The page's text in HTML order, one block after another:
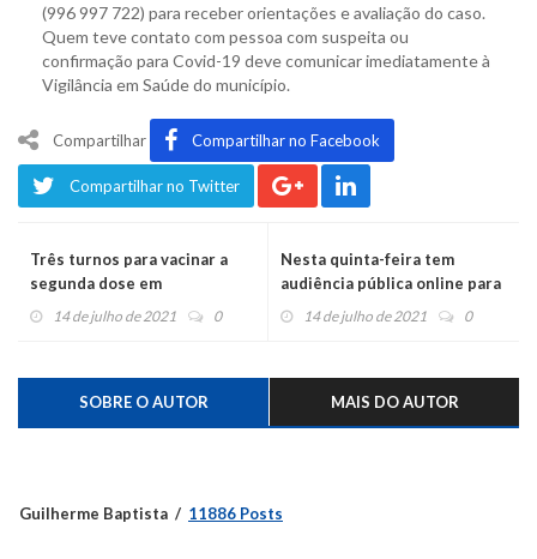
(996 997 722) para receber orientações e avaliação do caso.
Quem teve contato com pessoa com suspeita ou
confirmação para Covid-19 deve comunicar imediatamente à
Vigilância em Saúde do município.
Compartilhar Compartilhar no Facebook
Compartilhar no Twitter
Três turnos para vacinar a
segunda dose em
Montenegro, com redução do
14 de julho de 2021 0
Nesta quinta-feira tem
audiência pública online para
discutir os pedágios
14 de julho de 2021 0
SOBRE O AUTOR MAIS DO AUTOR
Guilherme Baptista 11886 Posts